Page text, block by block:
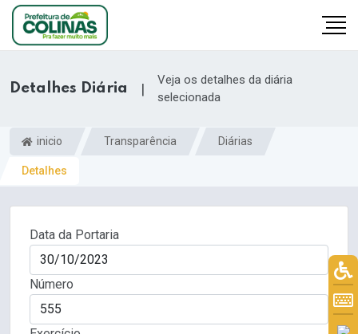
Detalhes Diária |
Veja os detalhes da diária
selecionada
inicio Transparência Diárias
Detalhes
Data da Portaria
Número